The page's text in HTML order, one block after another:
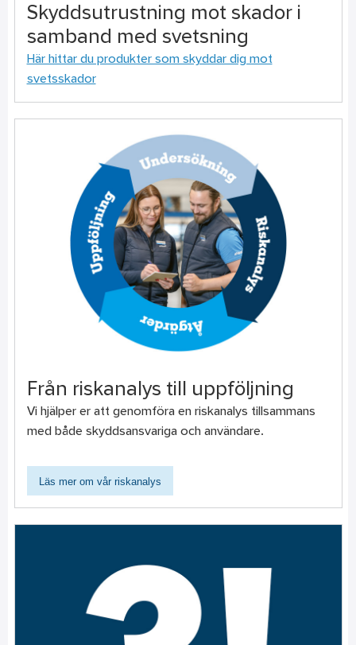
Skyddsutrustning mot skador i
samband med svetsning
Här hittar du produkter som skyddar dig mot
svetsskador
Från riskanalys till uppföljning
Vi hjälper er att genomföra en riskanalys tillsammans
med både skyddsansvariga och användare.
Läs mer om vår riskanalys